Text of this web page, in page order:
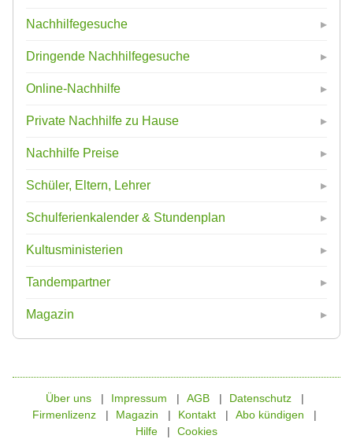
Nachhilfegesuche
Dringende Nachhilfegesuche
Online-Nachhilfe
Private Nachhilfe zu Hause
Nachhilfe Preise
Schüler, Eltern, Lehrer
Schulferienkalender & Stundenplan
Kultusministerien
Tandempartner
Magazin
Über uns Impressum AGB
Datenschutz
Firmenlizenz
Magazin Kontakt
Abo kündigen
Hilfe
Cookies